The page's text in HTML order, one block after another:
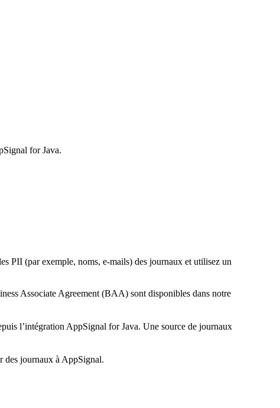
for Java.
PII (par exemple, noms, e-mails) des journaux et utilisez un
Associate Agreement (BAA) sont disponibles dans notre
l’intégration AppSignal for Java. Une source de journaux
des journaux à AppSignal.